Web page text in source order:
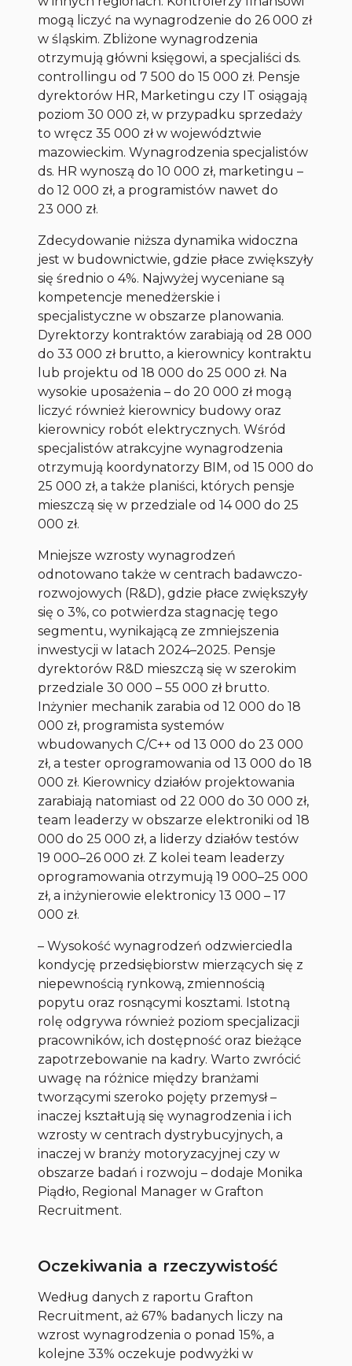
mogą liczyć na wynagrodzenie do 26 000 zł
w śląskim. Zbliżone wynagrodzenia
otrzymują główni księgowi, a specjaliści ds.
controllingu od 7 500 do 15 000 zł. Pensje
dyrektorów HR, Marketingu czy IT osiągają
poziom 30 000 zł, w przypadku sprzedaży
to wręcz 35 000 zł w województwie
mazowieckim. Wynagrodzenia specjalistów
ds. HR wynoszą do 10 000 zł, marketingu –
do 12 000 zł, a programistów nawet do
23 000 zł.
Zdecydowanie niższa dynamika widoczna
jest w budownictwie, gdzie płace zwiększyły
się średnio o 4%. Najwyżej wyceniane są
kompetencje menedżerskie i
specjalistyczne w obszarze planowania.
Dyrektorzy kontraktów zarabiają od 28 000
do 33 000 zł brutto, a kierownicy kontraktu
lub projektu od 18 000 do 25 000 zł. Na
wysokie uposażenia – do 20 000 zł mogą
liczyć również kierownicy budowy oraz
kierownicy robót elektrycznych. Wśród
specjalistów atrakcyjne wynagrodzenia
otrzymują koordynatorzy BIM, od 15 000 do
25 000 zł, a także planiści, których pensje
mieszczą się w przedziale od 14 000 do 25
000 zł.
Mniejsze wzrosty wynagrodzeń
odnotowano także w centrach badawczo-
rozwojowych (R&D), gdzie płace zwiększyły
się o 3%, co potwierdza stagnację tego
segmentu, wynikającą ze zmniejszenia
inwestycji w latach 2024–2025. Pensje
dyrektorów R&D mieszczą się w szerokim
przedziale 30 000 – 55 000 zł brutto.
Inżynier mechanik zarabia od 12 000 do 18
000 zł, programista systemów
wbudowanych C/C++ od 13 000 do 23 000
zł, a tester oprogramowania od 13 000 do 18
000 zł. Kierownicy działów projektowania
zarabiają natomiast od 22 000 do 30 000 zł,
team leaderzy w obszarze elektroniki od 18
000 do 25 000 zł, a liderzy działów testów
19 000–26 000 zł. Z kolei team leaderzy
oprogramowania otrzymują 19 000–25 000
zł, a inżynierowie elektronicy 13 000 – 17
000 zł.
–Wysokość wynagrodzeń odzwierciedla
kondycję przedsiębiorstw mierzących się z
niepewnością rynkową, zmiennością
popytu oraz rosnącymi kosztami. Istotną
rolę odgrywa również poziom specjalizacji
pracowników, ich dostępność oraz bieżące
zapotrzebowanie na kadry. Warto zwrócić
uwagę na różnice między branżami
tworzącymi szeroko pojęty przemysł –
inaczej kształtują się wynagrodzenia i ich
wzrosty w centrach dystrybucyjnych, a
inaczej w branży motoryzacyjnej czy w
obszarze badań i rozwoju– dodaje Monika
Piądło, Regional Manager w Grafton
Recruitment.
Oczekiwania a rzeczywistość
Według danych z raportu Grafton
Recruitment, aż 67% badanych liczy na
wzrost wynagrodzenia o ponad 15%, a
kolejne 33% oczekuje podwyżki w